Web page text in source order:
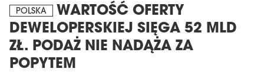
POLSKA
WARTOŚĆ OFERTY
DEWELOPERSKIEJ SIĘGA 52 MLD
ZŁ. PODAŻ NIE NADĄŻA ZA
POPYTEM